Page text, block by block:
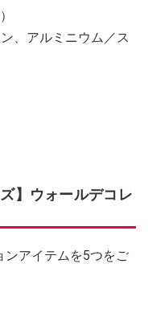
、アルミニウム／ス
】ウォールデコレ
ンアイテムを5つをご